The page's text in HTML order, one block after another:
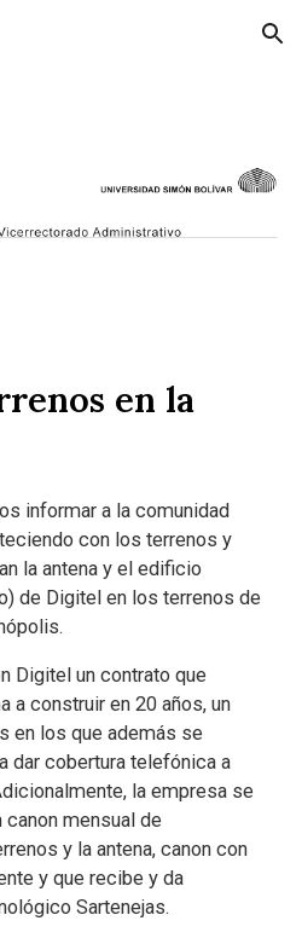
Skip to navigation
en la
informar a la comunidad
con los terrenos y
la antena y el edificio
de Digitel en los terrenos de
Digitel un contrato que
a construir en 20 años, un
en los que además se
dar cobertura telefónica a
la empresa se
mensual de
y la antena, canon con
y que recibe y da
Sartenejas.